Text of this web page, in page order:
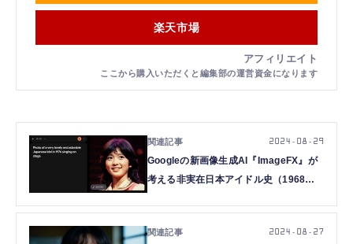
楽天市場
Googleの新画像生成AI『ImageFX』が
考える非実在日本アイドル史（1968～
（CloseBox）
2024.08.29
2024.08.27